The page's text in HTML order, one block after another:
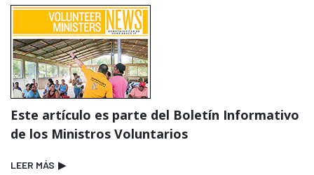
Este artículo es parte del Boletín Informativo
de los Ministros Voluntarios
LEER MÁS ▶